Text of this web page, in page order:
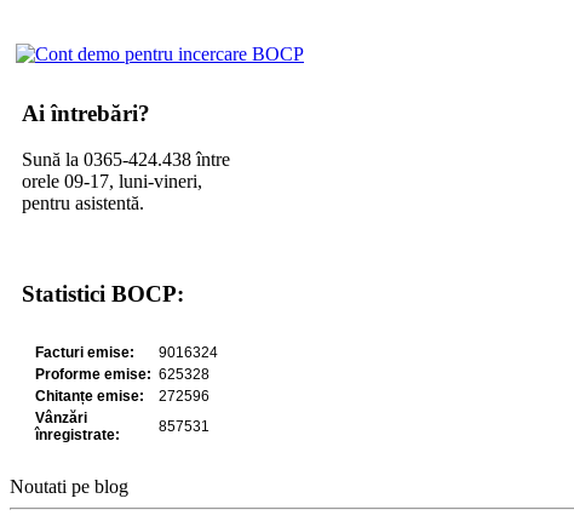
Ai întrebări?
Sună la 0365-424.438 între
orele 09-17, luni-vineri,
pentru asistentă.
Statistici BOCP:
Noutati pe blog